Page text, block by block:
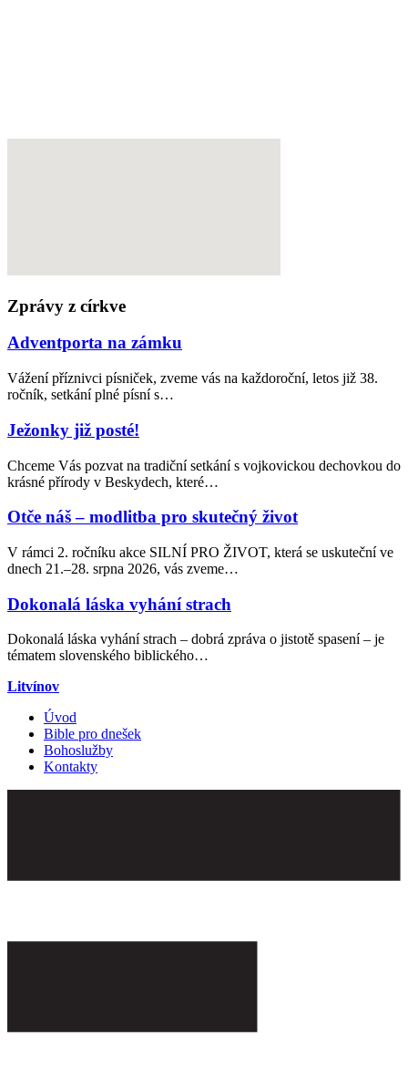
Zprávy z církve
Adventporta na zámku
Vážení příznivci písniček, zveme vás na každoroční, letos již 38.
ročník, setkání plné písní s…
Ježonky již posté!
Chceme Vás pozvat na tradiční setkání s vojkovickou dechovkou do
krásné přírody v Beskydech, které…
Otče náš – modlitba pro skutečný život
V rámci 2. ročníku akce SILNÍ PRO ŽIVOT, která se uskuteční ve
dnech 21.–28. srpna 2026, vás zveme…
Dokonalá láska vyhání strach
Dokonalá láska vyhání strach – dobrá zpráva o jistotě spasení – je
tématem slovenského biblického…
Litvínov
Úvod
Bible pro dnešek
Bohoslužby
Kontakty